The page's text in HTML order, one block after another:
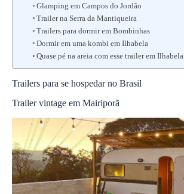
Glamping em Campos do Jordão
Trailer na Serra da Mantiqueira
Trailers para dormir em Bombinhas
Dormir em uma kombi em Ilhabela
Quase pé na areia com esse trailer em Ilhabela
Trailers para se hospedar no Brasil
Trailer vintage em Mairiporã